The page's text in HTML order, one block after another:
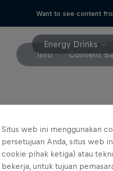
Want to see content
Energy Drinks
Info
Content
Situs web ini menggunakan
persetujuan Anda, situs web
cookie pihak ketiga) atau
bekerja, untuk tujuan